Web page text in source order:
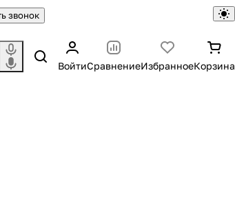
звонок
ВойтиСравнениеИзбранноеКорзина